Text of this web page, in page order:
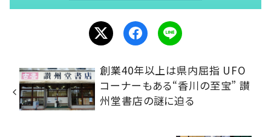
創業40年以上は県内屈指 UFO
コーナーもある“香川の至宝” 讃
州堂書店の謎に迫る